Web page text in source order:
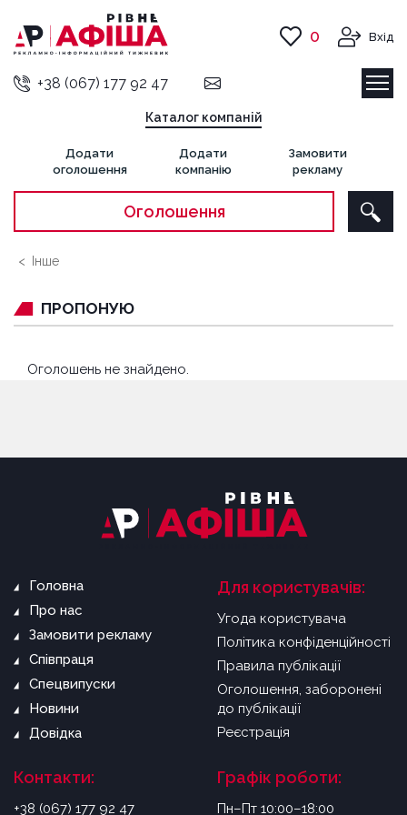
+38 (067) 177 92 47
Каталог компаній
Додати
оголошення
Додати
компанію
Замовити
рекламу
Оголошення
0 Вхід
Інше
ПРОПОНУЮ
Оголошень не знайдено.
Головна
Про нас
Замовити рекламу
Співпраця
Спецвипуски
Новини
Довідка
Для користувачів:
Угода користувача
Політика конфіденційності
Правила публікації
Оголошення, заборонені
до публікації
Реєстрація
Контакти:
+38 (067) 177 92 47
Графік роботи:
Пн–Пт 10:00–18:00